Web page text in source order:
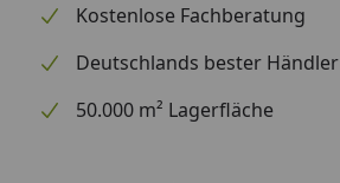
Kostenlose Fachberatung
Deutschlands bester Händler
50.000 m² Lagerfläche